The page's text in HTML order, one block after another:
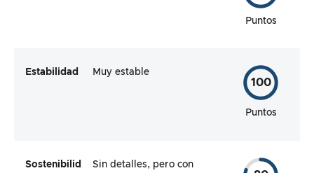
Puntos
Estabilidad Muy estable
100
Puntos
Sostenibilid Sin detalles, pero con